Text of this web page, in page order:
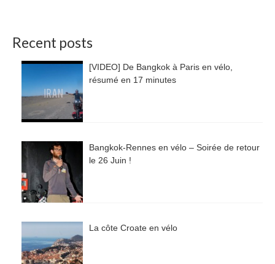
Recent posts
[VIDEO] De Bangkok à Paris en vélo,
résumé en 17 minutes
Bangkok-Rennes en vélo – Soirée de retour
le 26 Juin !
La côte Croate en vélo